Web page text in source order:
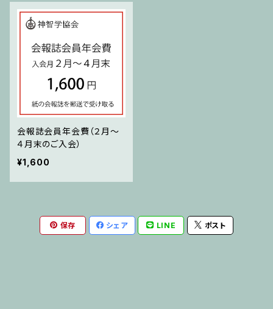
会報誌会員年会費（２月～
４月末のご入会）
¥1,600
保存 シェア LINE ポスト